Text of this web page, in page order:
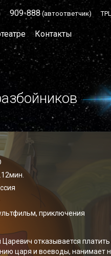
909-888(автоответчик)
Контакты
приключения
отказывается
царя и воеводы, нанимает